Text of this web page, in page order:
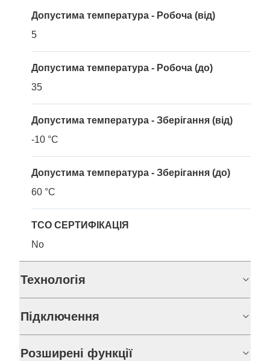
Допустима температура - Робоча (від)
5
Допустима температура - Робоча (до)
35
Допустима температура - Зберігання (від)
-10 °C
Допустима температура - Зберігання (до)
60 °C
TCO СЕРТИФІКАЦІЯ
No
Технологія
Підключення
Розширені функції